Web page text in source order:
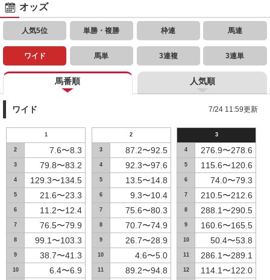
オッズ
人気5位 単勝・複勝 枠連 馬連
ワイド 馬単 3連複 3連単
馬番順 人気順
ワイド 7/24 11:59更新
1
2 7.6〜8.3
3 79.8〜83.2
4 129.3〜134.5
5 21.6〜23.3
6 11.2〜12.4
7 76.5〜79.9
8 99.1〜103.3
9 38.7〜41.3
10 6.4〜6.9
2
3 87.2〜92.5
4 92.3〜97.6
5 13.5〜14.8
6 9.3〜10.4
7 75.6〜80.3
8 70.7〜74.9
9 26.7〜28.9
10 4.6〜5.0
11 89.2〜94.8
3
4 276.9〜278.6
5 115.6〜120.6
6 74.0〜79.3
7 210.5〜212.6
8 288.1〜290.5
9 160.6〜165.5
10 50.4〜53.8
11 286.1〜289.1
12 114.1〜122.0